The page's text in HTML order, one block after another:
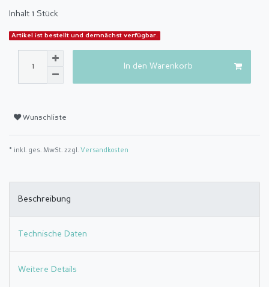
Inhalt 1 Stück
Artikel ist bestellt und demnächst verfügbar.
In den Warenkorb
Wunschliste
* inkl. ges. MwSt. zzgl. Versandkosten
Beschreibung
Technische Daten
Weitere Details